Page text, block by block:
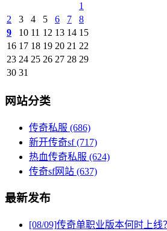
1
2
3 4 5 6 7
8
9
10 11 12 13 14 15
16 17 18 19 20 21 22
23 24 25 26 27 28 29
30 31
网站分类
传奇私服 (686)
新开传奇sf(717)
热血传奇私服 (624)
传奇sf网站 (637)
最新发布
[08/09]传奇单职业版本何时上线